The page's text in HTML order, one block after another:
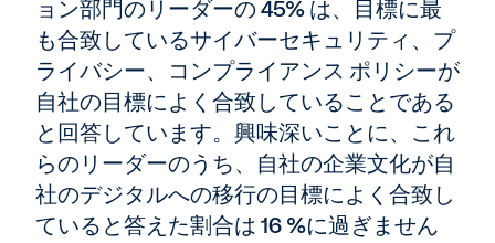
ョン部門のリーダーの 45% は、目標に最
も合致しているサイバーセキュリティ、プ
ライバシー、コンプライアンス ポリシーが
自社の目標によく合致していることである
と回答しています。興味深いことに、これ
らのリーダーのうち、自社の企業文化が自
社のデジタルへの移行の目標によく合致し
ていると答えた割合は 16 %に過ぎません